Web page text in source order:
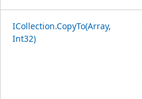
ICollection.CopyTo(Array,
Int32)